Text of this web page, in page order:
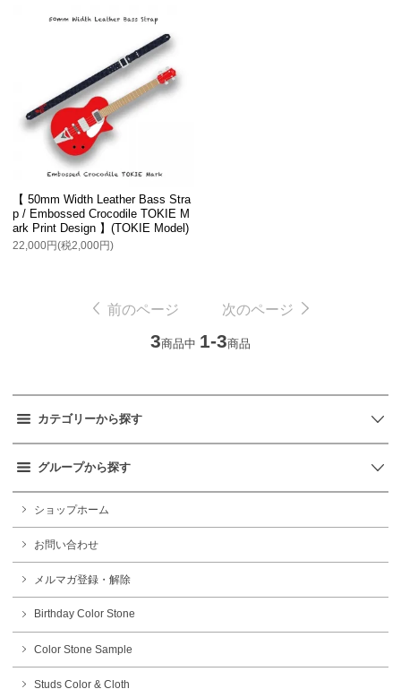
【 50mm Width Leather Bass Stra
p / Embossed Crocodile TOKIE M
ark Print Design 】(TOKIE Model)
22,000円(税2,000円)
前のページ 次のページ
3商品中 1-3商品
カテゴリーから探す
グループから探す
ショップホーム
お問い合わせ
メルマガ登録・解除
Birthday Color Stone
Color Stone Sample
Studs Color & Cloth